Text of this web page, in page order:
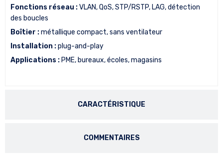
CARACTÉRISTIQUE
COMMENTAIRES
Fonctions réseau :VLAN, QoS, STP/RSTP, LAG, détection
des boucles
Boîtier :métallique compact, sans ventilateur
Installation :plug-and-play
Applications : PME, bureaux, écoles, magasins